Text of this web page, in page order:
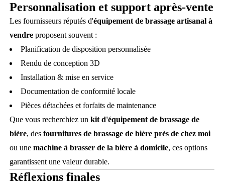
Personnalisation et support après-vente
Les fournisseurs réputés d'équipement de brassage artisanal à
vendreproposent souvent :
Planification de disposition personnalisée
Rendu de conception 3D
Installation & mise en service
Documentation de conformité locale
Pièces détachées et forfaits de maintenance
Que vous recherchiez un kit d'équipement de brassage de
bière, des fournitures de brassage de bière près de chez moi
ou une machine à brasser de la bière à domicile, ces options
garantissent une valeur durable.
Réflexions finales